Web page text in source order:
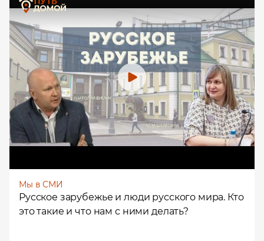
Мы в СМИ
Русское зарубежье и люди русского мира. Кто
это такие и что нам с ними делать?